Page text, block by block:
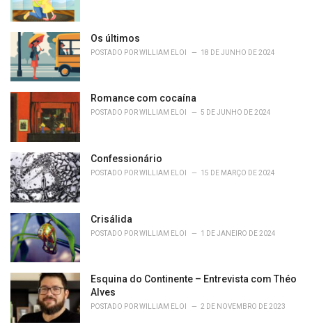
Os últimos
POSTADO PORWILLIAM ELOI 18 DE JUNHO DE 2024
Romance com cocaína
POSTADO PORWILLIAM ELOI 5 DE JUNHO DE 2024
Confessionário
POSTADO PORWILLIAM ELOI 15 DE MARÇO DE 2024
Crisálida
POSTADO PORWILLIAM ELOI 1 DE JANEIRO DE 2024
Esquina do Continente – Entrevista com Théo
Alves
POSTADO PORWILLIAM ELOI 2 DE NOVEMBRO DE 2023